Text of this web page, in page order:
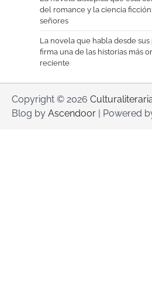
del romance y la ciencia
señores
La novela que habla desde
firma una de las historias más
reciente
Copyright © 2026
Blog by Ascendoor | Powered